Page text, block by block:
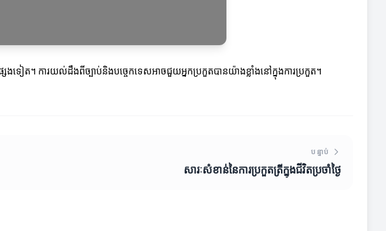
ងទៀត។ ការយល់ដឹងពីច្បាប់និងបច្ចេកទេសអាចជួយអ្នកប្រកួតបានយ៉ាងខ្លាំងនៅក្នុងការប្រកួត។
បន្ទាប់
សារៈសំខាន់នៃការប្រកួតត្រីក្នុងជីវិតប្រចាំថ្ងៃ